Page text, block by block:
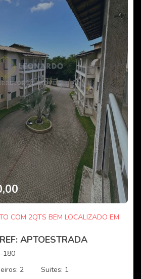
COM 2QTS BEM LOCALIZADO EM
APTOESTRADA
180
2 Suites: 1